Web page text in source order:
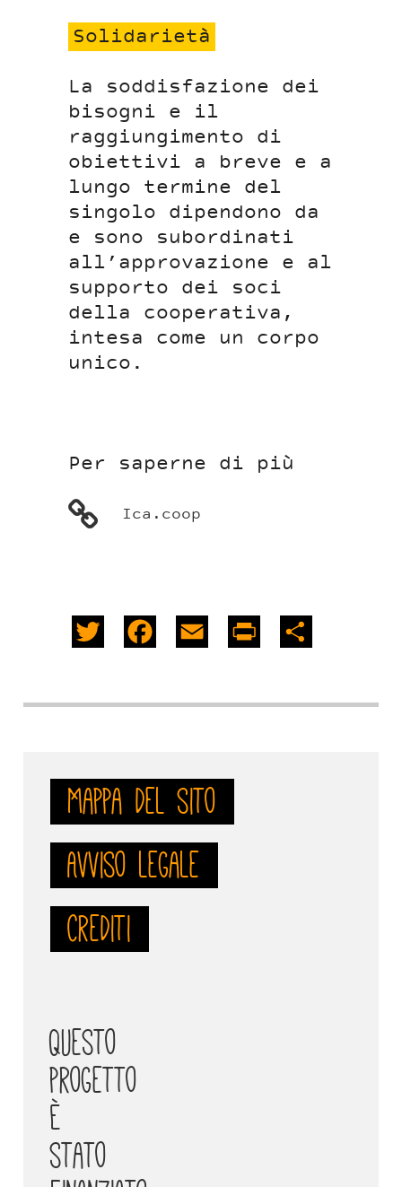
Solidarietà
La soddisfazione dei
bisogni e il
raggiungimento di
obiettivi a breve e a
lungo termine del
singolo dipendono da
e sono subordinati
all’approvazione e al
supporto dei soci
della cooperativa,
intesa come un corpo
unico.
Per saperne di più
Ica.coop
Twitter FacebookEmail PrintFriendly
Mappa del sito
Avviso legale
Crediti
Questo
progetto
è
stato